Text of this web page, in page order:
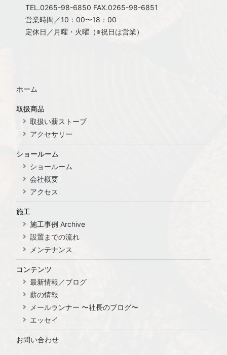
TEL.0265-98-6850 FAX.0265-98-6851
営業時間／10：00〜18：00
定休日／月曜・火曜（※祝日は営業）
ホーム
取扱商品
取扱い薪ストーブ
アクセサリー
ショールーム
ショールーム
会社概要
アクセス
施工
施工事例 Archive
設置までの流れ
メンテナンス
コンテンツ
最新情報／ブログ
薪の情報
メールランナー 〜社長のブログ〜
エッセイ
お問い合わせ